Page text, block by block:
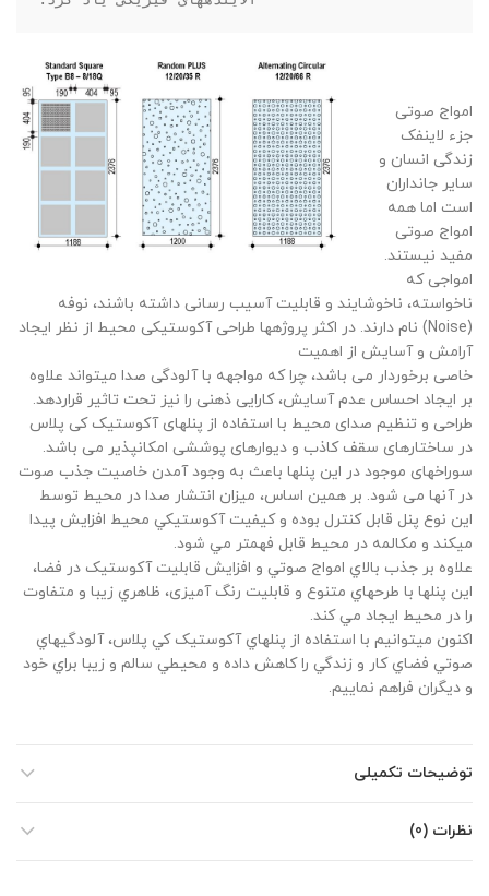
امواج صوتی
جزء لاینفک
زندگی انسان و
سایر جانداران
است اما همه
امواج صوتی
مفید نیستند.
امواجی که
ناخواسته، ناخوشایند و قابلیت آسیب رسانی داشته باشند، نوفه
(Noise) نام دارند. در اکثر پروژهها طراحی آکوستیکی محیط از نظر ایجاد
آرامش و آسایش از اهمیت
خاصی برخوردار می باشد، چرا که مواجهه با آلودگی صدا میتواند علاوه
بر ایجاد احساس عدم آسایش، کارایی ذهنی را نیز تحت تاثیر قراردهد.
طراحی و تنظیم صدای محیط با استفاده از پنلهای آکوستیک کی پلاس
در ساختارهای سقف کاذب و دیوارهای پوششی امکانپذیر می باشد.
سوراخهای موجود در این پنلها باعث به وجود آمدن خاصیت جذب صوت
در آنها می شود. بر همین اساس، میزان انتشار صدا در محیط توسط
این نوع پنل قابل کنترل بوده و کیفیت آکوستیکي محیط افزایش پیدا
ميکند و مکالمه در محیط قابل فهمتر مي شود.
علاوه بر جذب بالاي امواج صوتي و افزایش قابلیت آکوستیک در فضا،
این پنلها با طرحهاي متنوع و قابلیت رنگ آمیزی، ظاهري زیبا و متفاوت
را در محیط ایجاد مي کند.
اکنون ميتوانیم با استفاده از پنلهاي آکوستیک کي پلاس، آلودگيهاي
صوتي فضاي کار و زندگي را کاهش داده و محیطي سالم و زیبا براي خود
و دیگران فراهم نمایيم.
توضیحات تکمیلی
نظرات (0)